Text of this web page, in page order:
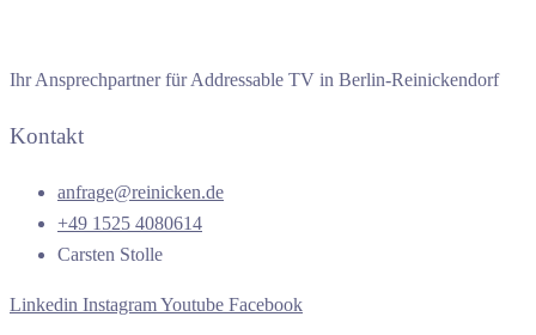
Ihr Ansprechpartner für Addressable TV in Berlin-Reinickendorf
Kontakt
anfrage@reinicken.de
+49 1525 4080614
Carsten Stolle
Linkedin InstagramYoutube Facebook